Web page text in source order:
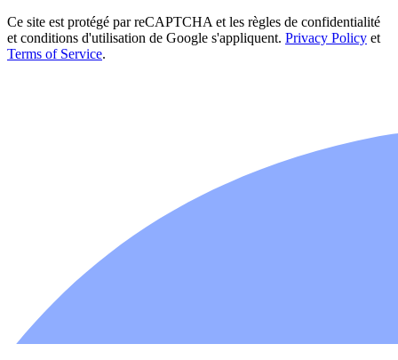
Ce site est protégé par reCAPTCHA et les règles de confidentialité
et conditions d'utilisation de Google s'appliquent. Privacy Policy et
Terms of Service.